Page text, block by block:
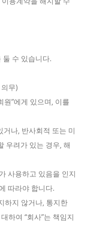
둘 수 있습니다.
무)
원”에게 있으며, 이를
거나, 반사회적 또는 미
우려가 있는 경우, 해
사용하고 있음을 인지
따라야 합니다.
하지 않거나, 통지한
하여 “회사”는 책임지